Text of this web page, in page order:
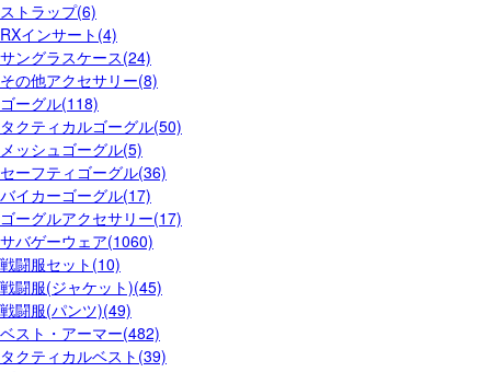
ストラップ(6)
RXインサート(4)
サングラスケース(24)
その他アクセサリー(8)
ゴーグル(118)
タクティカルゴーグル(50)
メッシュゴーグル(5)
セーフティゴーグル(36)
バイカーゴーグル(17)
ゴーグルアクセサリー(17)
サバゲーウェア(1060)
戦闘服セット(10)
戦闘服(ジャケット)(45)
戦闘服(パンツ)(49)
ベスト・アーマー(482)
タクティカルベスト(39)